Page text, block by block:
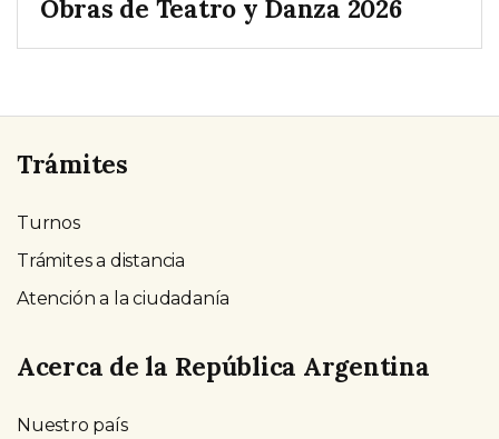
Obras de Teatro y Danza 2026
Trámites
Turnos
Trámites a distancia
Atención a la ciudadanía
Acerca de la República Argentina
Nuestro país